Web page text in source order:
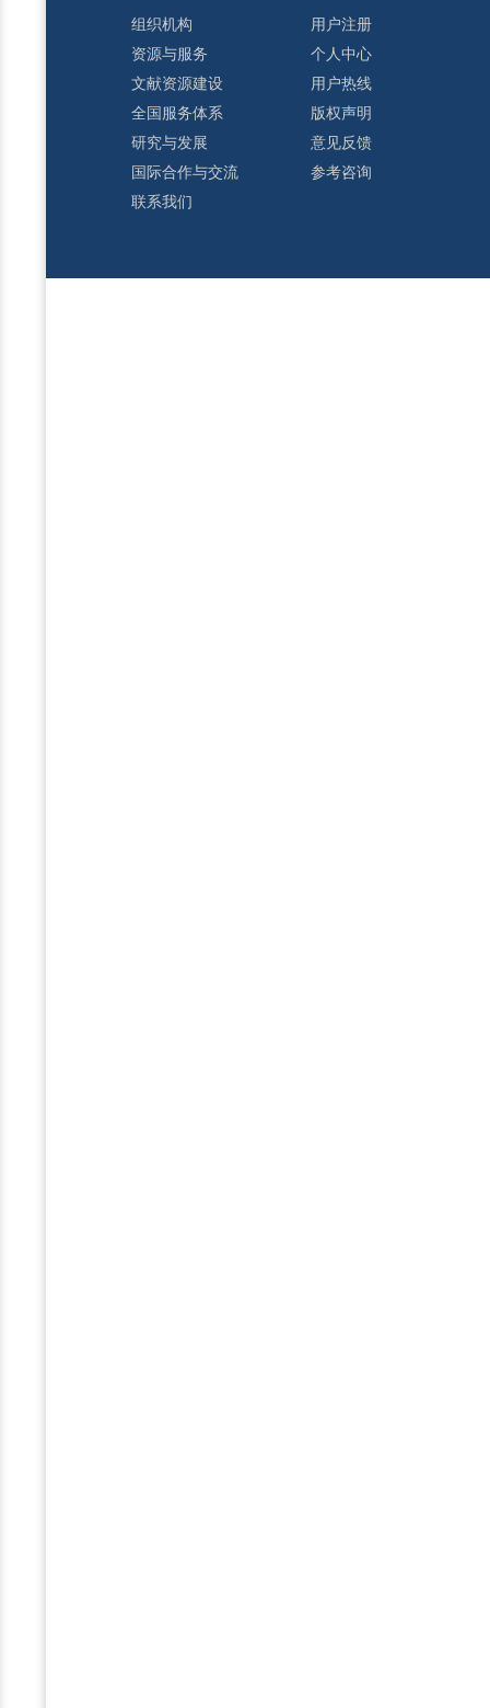
组织机构
资源与服务
文献资源建设
全国服务体系
研究与发展
国际合作与交流
联系我们
用户注册
个人中心
用户热线
版权声明
意见反馈
参考咨询